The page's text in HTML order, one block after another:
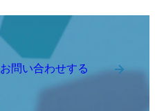
お問い合わせする